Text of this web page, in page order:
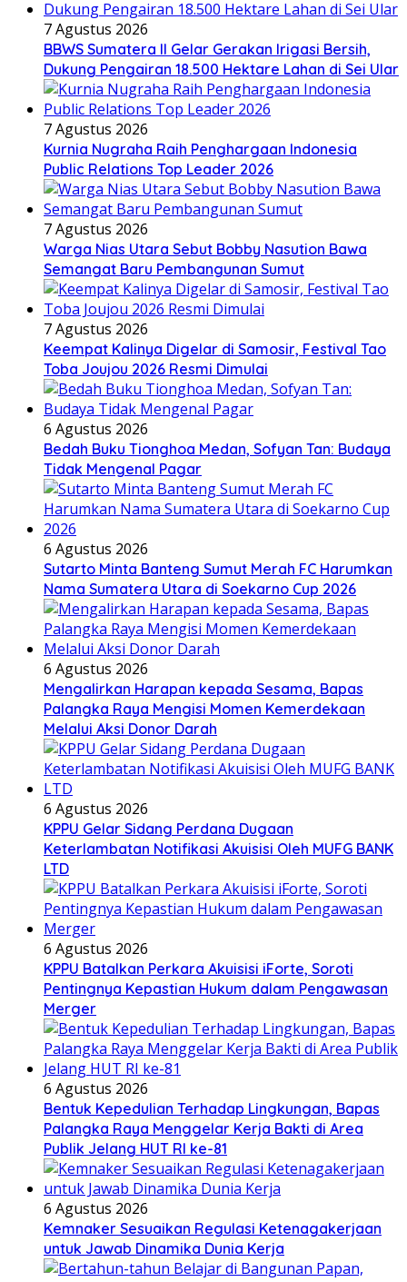
7 Agustus 2026
BBWS Sumatera II Gelar Gerakan Irigasi Bersih,
Dukung Pengairan 18.500 Hektare Lahan di Sei Ular
7 Agustus 2026
Kurnia Nugraha Raih Penghargaan Indonesia
Public Relations Top Leader 2026
7 Agustus 2026
Warga Nias Utara Sebut Bobby Nasution Bawa
Semangat Baru Pembangunan Sumut
7 Agustus 2026
Keempat Kalinya Digelar di Samosir, Festival Tao
Toba Joujou 2026 Resmi Dimulai
6 Agustus 2026
Bedah Buku Tionghoa Medan, Sofyan Tan: Budaya
Tidak Mengenal Pagar
6 Agustus 2026
Sutarto Minta Banteng Sumut Merah FC Harumkan
Nama Sumatera Utara di Soekarno Cup 2026
6 Agustus 2026
Mengalirkan Harapan kepada Sesama, Bapas
Palangka Raya Mengisi Momen Kemerdekaan
Melalui Aksi Donor Darah
6 Agustus 2026
KPPU Gelar Sidang Perdana Dugaan
Keterlambatan Notifikasi Akuisisi Oleh MUFG BANK
LTD
6 Agustus 2026
KPPU Batalkan Perkara Akuisisi iForte, Soroti
Pentingnya Kepastian Hukum dalam Pengawasan
Merger
6 Agustus 2026
Bentuk Kepedulian Terhadap Lingkungan, Bapas
Palangka Raya Menggelar Kerja Bakti di Area
Publik Jelang HUT RI ke-81
6 Agustus 2026
Kemnaker Sesuaikan Regulasi Ketenagakerjaan
untuk Jawab Dinamika Dunia Kerja